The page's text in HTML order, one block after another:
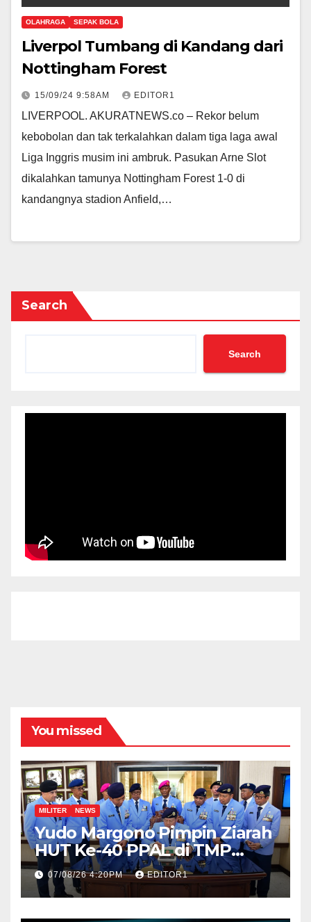
OLAHRAGA SEPAK BOLA
Liverpol Tumbang di Kandang dari
Nottingham Forest
15/09/24 9:58AM EDITOR1
LIVERPOOL. AKURATNEWS.co – Rekor belum
kebobolan dan tak terkalahkan dalam tiga laga awal
Liga Inggris musim ini ambruk. Pasukan Arne Slot
dikalahkan tamunya Nottingham Forest 1-0 di
kandangnya stadion Anfield,…
Search
Search
You missed
MILITER NEWS
Yudo Margono Pimpin Ziarah
HUT Ke-40 PPAL di TMP
Kalibata
07/08/26 4:20PM EDITOR1